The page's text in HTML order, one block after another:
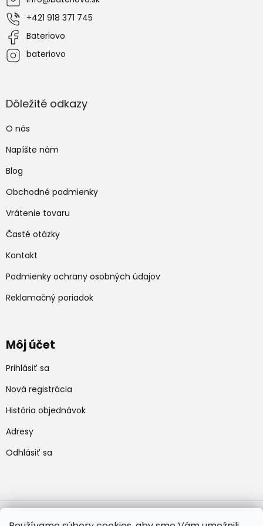
+421 918 371 745
Bateriovo
bateriovo
Dôležité odkazy
O nás
Napíšte nám
Blog
Obchodné podmienky
Vrátenie tovaru
Časté otázky
Kontakt
Podmienky ochrany osobných údajov
Reklamačný poriadok
Môj účet
Prihlásiť sa
Nová registrácia
História objednávok
Adresy
Odhlásiť sa